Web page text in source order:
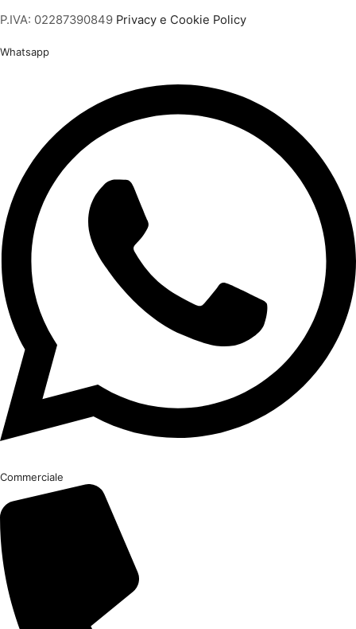
P.IVA: 02287390849 Privacy e Cookie Policy
Whatsapp
Commerciale